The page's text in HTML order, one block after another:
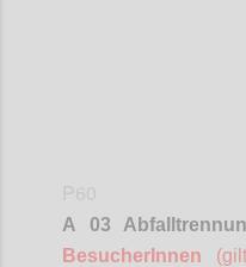
A 03
BesucherInnen